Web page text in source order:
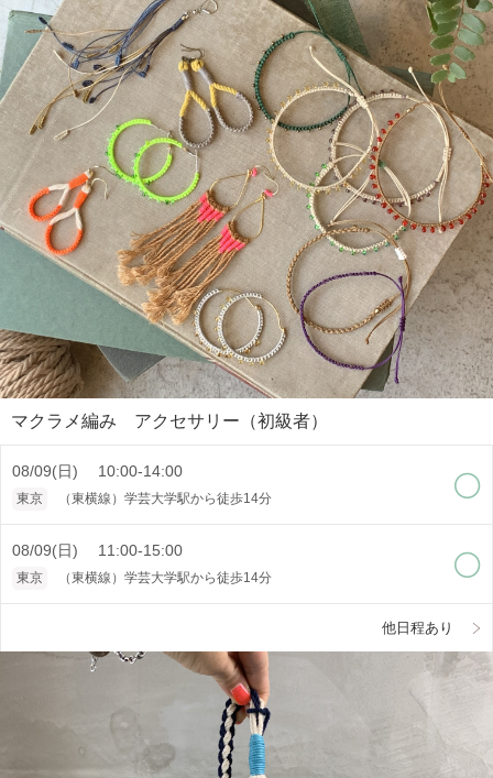
マクラメ編み アクセサリー（初級者）
08/09(日) 10:00-14:00
東京 （東横線）学芸大学駅から徒歩14分
08/09(日) 11:00-15:00
東京 （東横線）学芸大学駅から徒歩14分
他日程あり